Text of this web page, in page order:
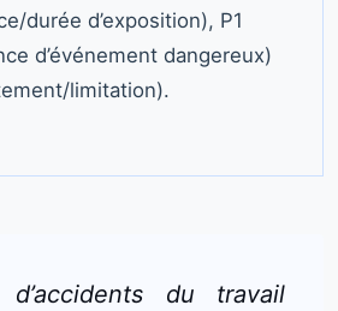
durée d’exposition), P1
d’événement dangereux)
limitation).
du travail